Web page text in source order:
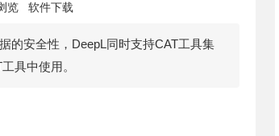
览 软件下载
的安全性，DeepL同时支持CAT工具集
具中使用。​